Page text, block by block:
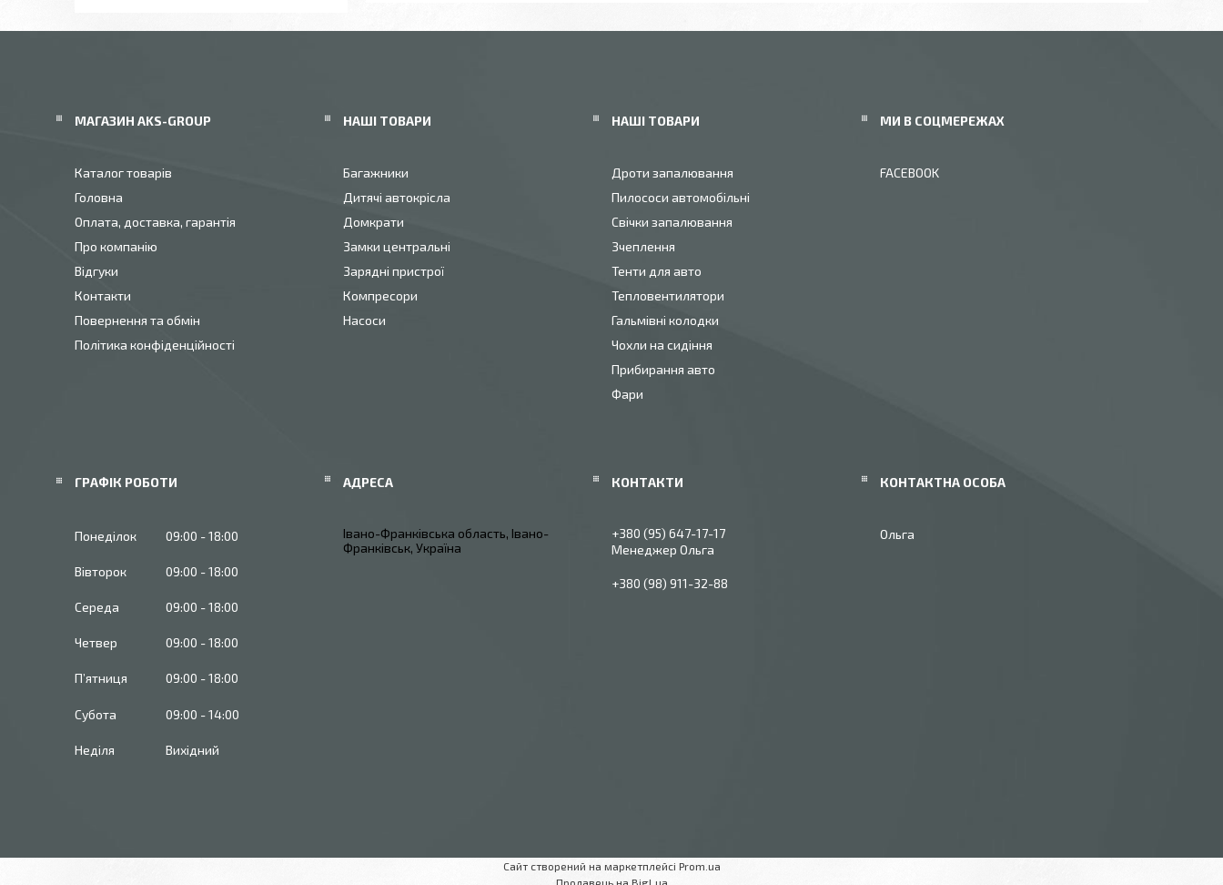
МАГАЗИН AKS-GROUP
Каталог товарів
Головна
Оплата, доставка, гарантія
Про компанію
Відгуки
Контакти
Повернення та обмін
Політика конфіденційності
НАШІ ТОВАРИ
Багажники
Дитячі автокрісла
Домкрати
Замки центральні
Зарядні пристрої
Компресори
Насоси
НАШІ ТОВАРИ
Дроти запалювання
Пилососи автомобільні
Свічки запалювання
Зчеплення
Тенти для авто
Тепловентилятори
Гальмівні колодки
Чохли на сидіння
Прибирання авто
Фари
МИ В СОЦМЕРЕЖАХ
FACEBOOK
ГРАФІК РОБОТИ
Понеділок 09:00 18:00
Вівторок 09:00 18:00
Середа 09:00 18:00
Четвер 09:00 18:00
Пʼятниця 09:00 18:00
Субота 09:00 14:00
Неділя Вихідний
Івано-Франківська область, Івано-
Франківськ, Україна
+380 (95) 647-17-17
Менеджер Ольга
+380 (98) 911-32-88
Ольга
Сайт створений на маркетплейсі Prom.ua
Продавець на Bigl.ua